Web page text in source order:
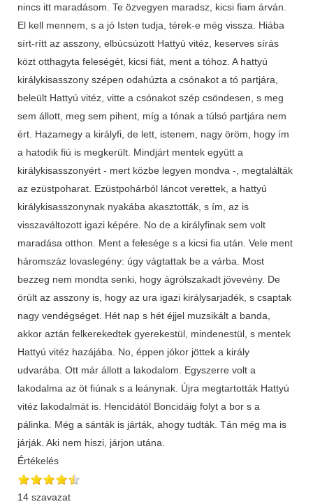
nincs itt maradásom. Te özvegyen maradsz, kicsi fiam árván.
El kell mennem, s a jó Isten tudja, térek-e még vissza. Hiába
sírt-rítt az asszony, elbúcsúzott Hattyú vitéz, keserves sírás
közt otthagyta feleségét, kicsi fiát, ment a tóhoz. A hattyú
királykisasszony szépen odahúzta a csónakot a tó partjára,
beleült Hattyú vitéz, vitte a csónakot szép csöndesen, s meg
sem állott, meg sem pihent, míg a tónak a túlsó partjára nem
ért. Hazamegy a királyfi, de lett, istenem, nagy öröm, hogy ím
a hatodik fiú is megkerült. Mindjárt mentek együtt a
királykisasszonyért - mert közbe legyen mondva -, megtalálták
az ezüstpoharat. Ezüstpohárból láncot verettek, a hattyú
királykisasszonynak nyakába akasztották, s ím, az is
visszaváltozott igazi képére. No de a királyfinak sem volt
maradása otthon. Ment a felesége s a kicsi fia után. Vele ment
háromszáz lovaslegény: úgy vágtattak be a várba. Most
bezzeg nem mondta senki, hogy ágrólszakadt jövevény. De
örült az asszony is, hogy az ura igazi királysarjadék, s csaptak
nagy vendégséget. Hét nap s hét éjjel muzsikált a banda,
akkor aztán felkerekedtek gyerekestül, mindenestül, s mentek
Hattyú vitéz hazájába. No, éppen jókor jöttek a király
udvarába. Ott már állott a lakodalom. Egyszerre volt a
lakodalma az öt fiúnak s a leánynak. Újra megtartották Hattyú
vitéz lakodalmát is. Hencidától Boncidáig folyt a bor s a
pálinka. Még a sánták is járták, ahogy tudták. Tán még ma is
járják. Aki nem hiszi, járjon utána.
Értékelés
14 szavazat